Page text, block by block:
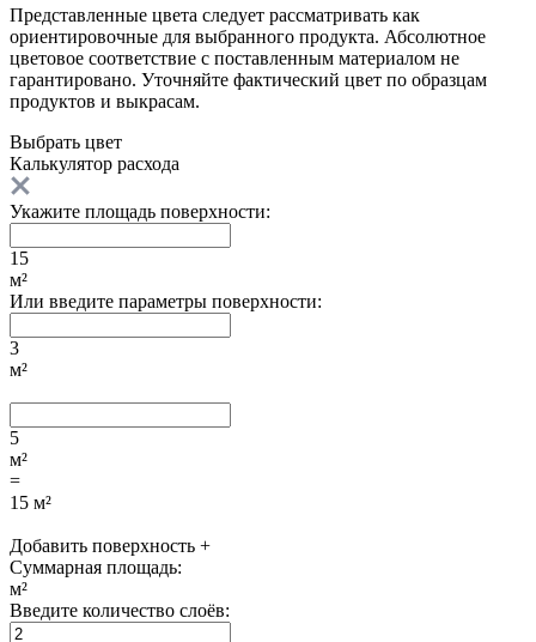
Представленные цвета следует рассматривать как
ориентировочные для выбранного продукта. Абсолютное
цветовое соответствие с поставленным материалом не
гарантировано. Уточняйте фактический цвет по образцам
продуктов и выкрасам.
Выбрать цвет
Калькулятор расхода
Укажите площадь поверхности:
15
м²
Или введите параметры поверхности:
3
м²
5
м²
=
15 м²
Добавить поверхность +
Суммарная площадь:
м²
Введите количество слоёв: